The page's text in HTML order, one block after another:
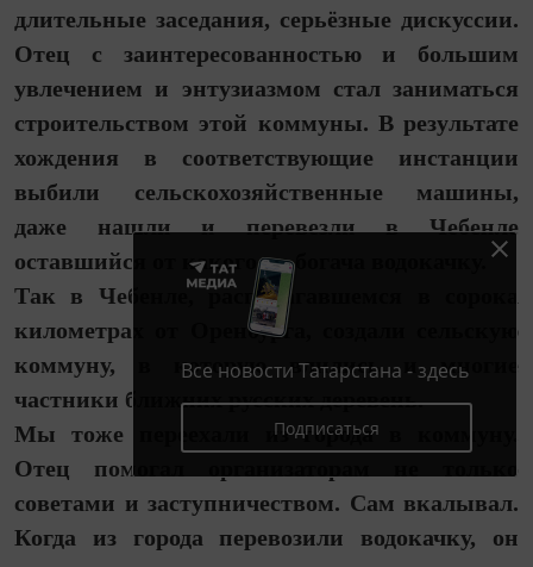
длительные заседания, серьёзные дискуссии.
Отец с заинтересованностью и большим
увлечением и энтузиазмом стал заниматься
строительством этой коммуны. В результате
хождения в соответствующие инстанции
выбили сельскохозяйственные машины,
даже нашли и перевезли в Чебенле
оставшийся от какого-то богача водокачку.
Так в Чебенле, располагавшемся в сорока
километрах от Оренбурга, создали сельскую
коммуну, в которую влились и многие
частники ближних русских деревень.
Мы тоже переехали из города в коммуну.
Отец помогал организаторам не только
советами и заступничеством. Сам вкалывал.
Когда из города перевозили водокачку, он
Все новости Татарстана - здесь
Подписаться